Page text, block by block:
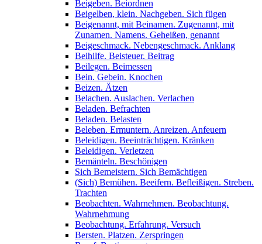
Beigeben. Beiordnen
Beigelben, klein. Nachgeben. Sich fügen
Beigenannt, mit Beinamen. Zugenannt, mit
Zunamen. Namens. Geheißen, genannt
Beigeschmack. Nebengeschmack. Anklang
Beihilfe. Beisteuer. Beitrag
Beilegen. Beimessen
Bein. Gebein. Knochen
Beizen. Ätzen
Belachen. Auslachen. Verlachen
Beladen. Befrachten
Beladen. Belasten
Beleben. Ermuntern. Anreizen. Anfeuern
Beleidigen. Beeinträchtigen. Kränken
Beleidigen. Verletzen
Bemänteln. Beschönigen
Sich Bemeistern. Sich Bemächtigen
(Sich) Bemühen. Beeifern. Befleißigen. Streben.
Trachten
Beobachten. Wahrnehmen. Beobachtung.
Wahrnehmung
Beobachtung. Erfahrung. Versuch
Bersten. Platzen. Zerspringen